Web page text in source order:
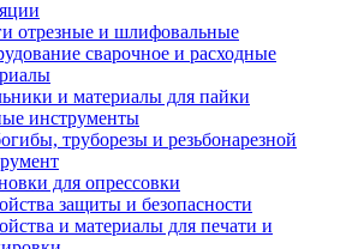
отрезные и шлифовальные
сварочное и расходные
и материалы для пайки
инструменты
труборезы и резьбонарезной
для опрессовки
защиты и безопасности
и материалы для печати и